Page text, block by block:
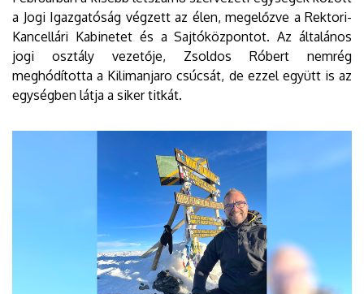
a Jogi Igazgatóság végzett az élen, megelőzve a Rektori-
Kancellári Kabinetet és a Sajtóközpontot. Az általános
jogi osztály vezetője, Zsoldos Róbert nemrég
meghódította a Kilimanjaro csúcsát, de ezzel együtt is az
egységben látja a siker titkát.